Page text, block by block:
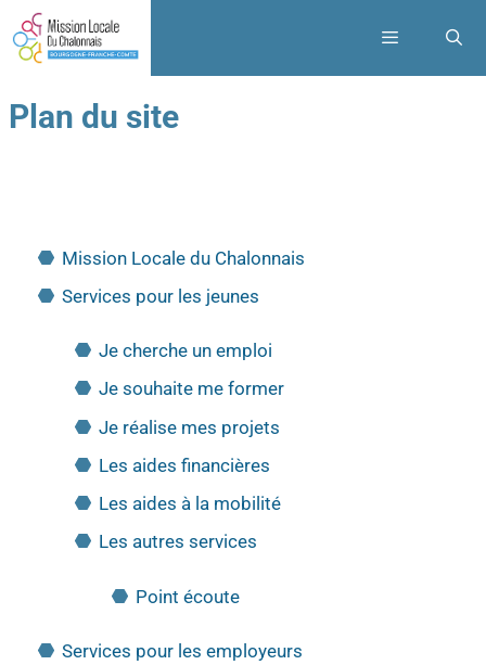
Plan du site
Mission Locale du Chalonnais
Services pour les jeunes
Je cherche un emploi
Je souhaite me former
Je réalise mes projets
Les aides financières
Les aides à la mobilité
Les autres services
Point écoute
Services pour les employeurs